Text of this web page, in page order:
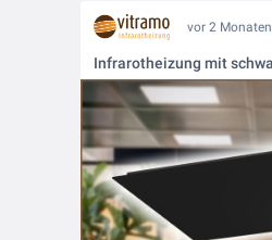
vor 2 Monaten